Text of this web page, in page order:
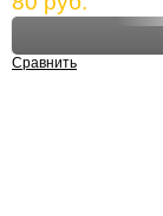
Сравнить